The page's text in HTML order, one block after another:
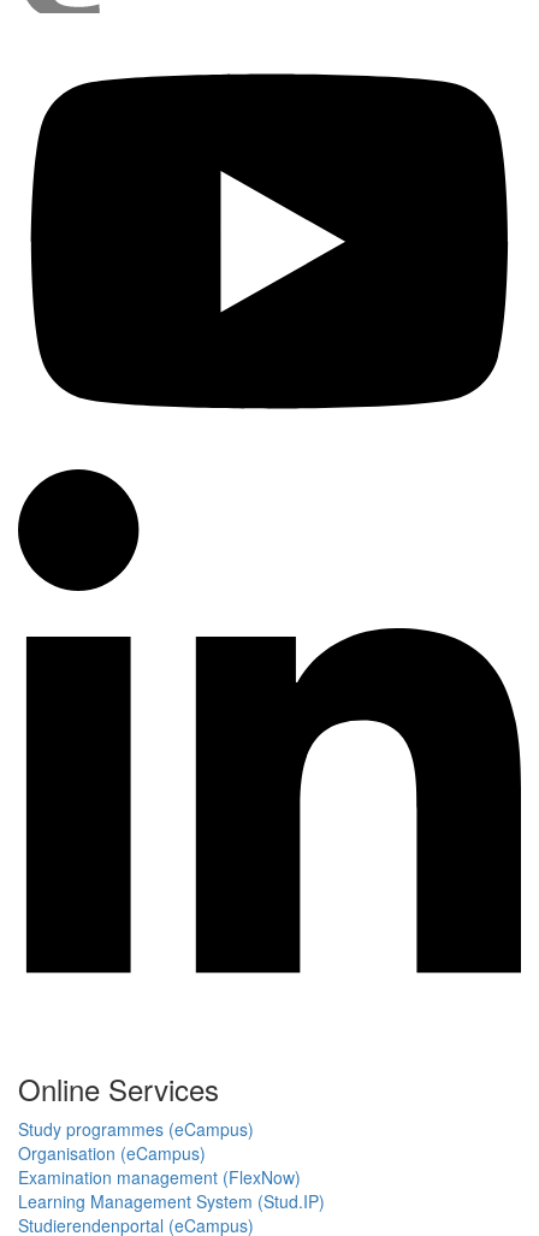
Online Services
Study programmes (eCampus)
Organisation (eCampus)
Examination management (FlexNow)
Learning Management System (Stud.IP)
Studierendenportal (eCampus)